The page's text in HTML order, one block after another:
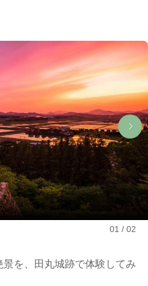
01 02
を、田丸城跡で体験してみ